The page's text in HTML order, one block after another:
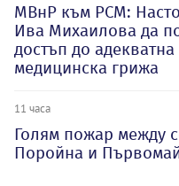
МВнР към РСМ:
Ива Михаилова да
достъп до адекватна
медицинска грижа
11 часа
Голям пожар между
Поройна и